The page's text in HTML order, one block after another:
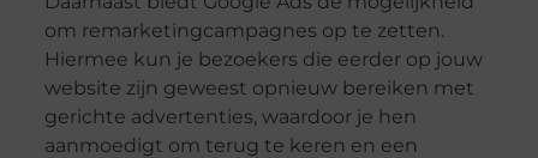
om remarketingcampagnes op te zetten.
Hiermee kun je bezoekers die eerder op jouw
website zijn geweest opnieuw bereiken met
gerichte advertenties, waardoor je hen
aanmoedigt om terug te keren en een